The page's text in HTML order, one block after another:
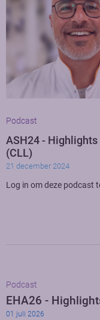
Podcast
ASH24 -
(CLL)
21 december 2024
Log in om deze podcast
Podcast
EHA26 -
01 juli 2026